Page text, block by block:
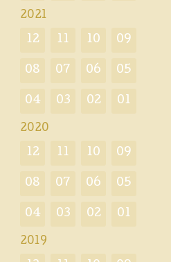
2021
12 11 10 09
08 07 06 05
04 03 02 01
2020
12 11 10 09
08 07 06 05
04 03 02 01
2019